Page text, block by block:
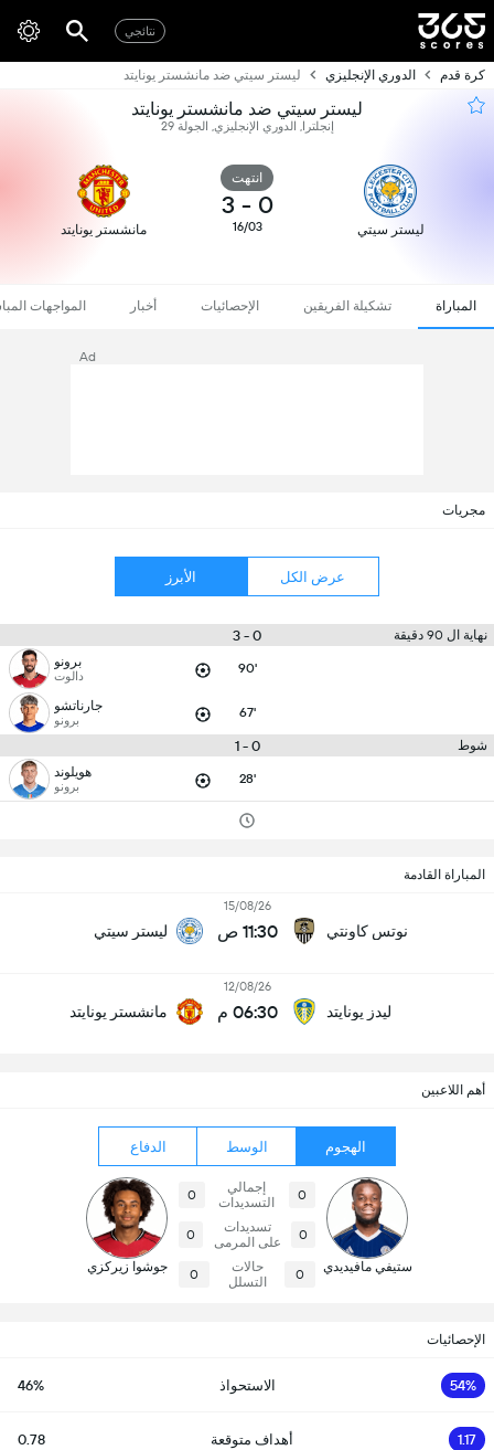
نتائجي
كرة قدم الدوري الإنجليزي ليستر سيتي ضد مانشستر يونايتد
ليستر سيتي ضد مانشستر يونايتد
إنجلترا, الدوري الإنجليزي, الجولة 29
ليستر سيتي
انتهت
0
-
3
16/03 مانشستر يونايتد
المباراة تشكيلة الفريقين الإحصائيات أخبار المواجهات
Ad
مجريات
عرض الكل الأبرز
نهاية ال 90 دقيقة 0 - 3
90' برونو
دالوت
67' جارناتشو
برونو
شوط 0 - 1
28' هويلوند
برونو
المباراة القادمة
نوتس كاونتي
15/08/26
11:30 ص ليستر سيتي
ليدز يونايتد
12/08/26
06:30 م مانشستر يونايتد
أهم اللاعبين
الهجوم الوسط الدفاع
ستيفي مافيديدي
0
إجمالي
التسديدات
0
0
تسديدات
على المرمى
0
0
حالات
التسلل
0 جوشوا زيركزي
الإحصائيات
54% الاستحواذ 46%
1.17 أهداف متوقعة 0.78